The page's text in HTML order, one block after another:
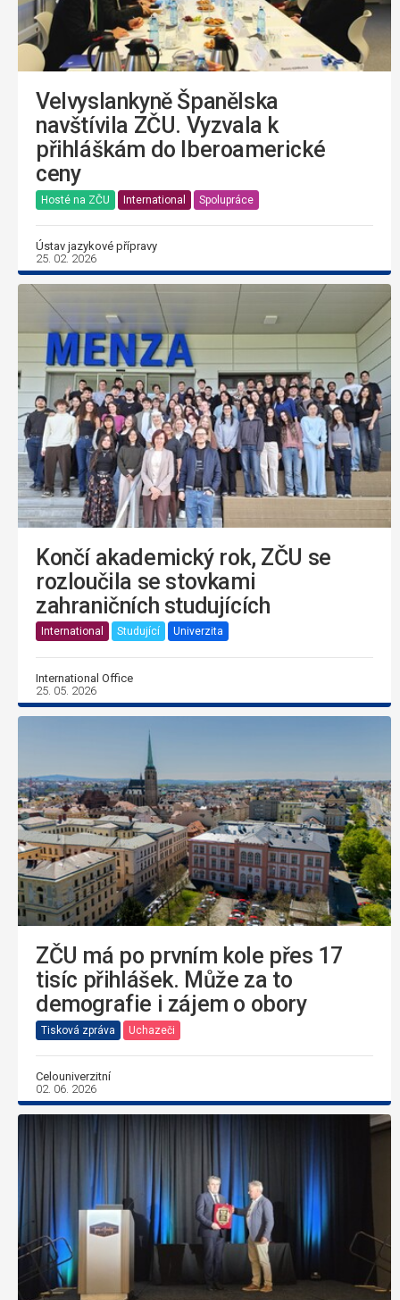
Velvyslankyně Španělska
navštívila ZČU. Vyzvala k
přihláškám do Iberoamerické
ceny
Hosté na ZČU International Spolupráce
Ústav jazykové přípravy
25. 02. 2026
Končí akademický rok, ZČU se
rozloučila se stovkami
zahraničních studujících
International Studující Univerzita
International Office
25. 05. 2026
ZČU má po prvním kole přes 17
tisíc přihlášek. Může za to
demografie i zájem o obory
Tisková zpráva Uchazeči
Celouniverzitní
02. 06. 2026